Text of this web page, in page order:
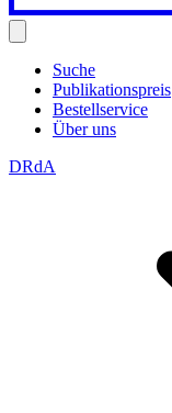
Suche
Publikationspreis
Bestellservice
Über uns
DRdA